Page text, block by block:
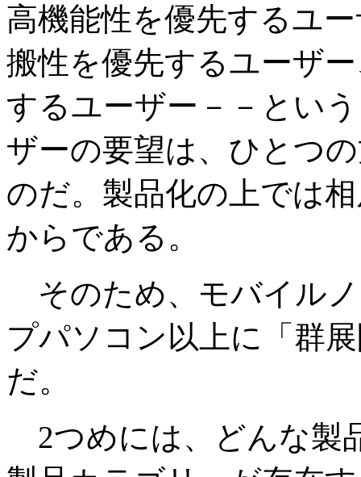
高機能性を優先するユ
搬性を優先するユーザ
するユーザー－－とい
ザーの要望は、ひとつ
のだ。製品化の上では
からである。
そのため、モバイル
プパソコン以上に「群
だ。
2つめには、どんな製